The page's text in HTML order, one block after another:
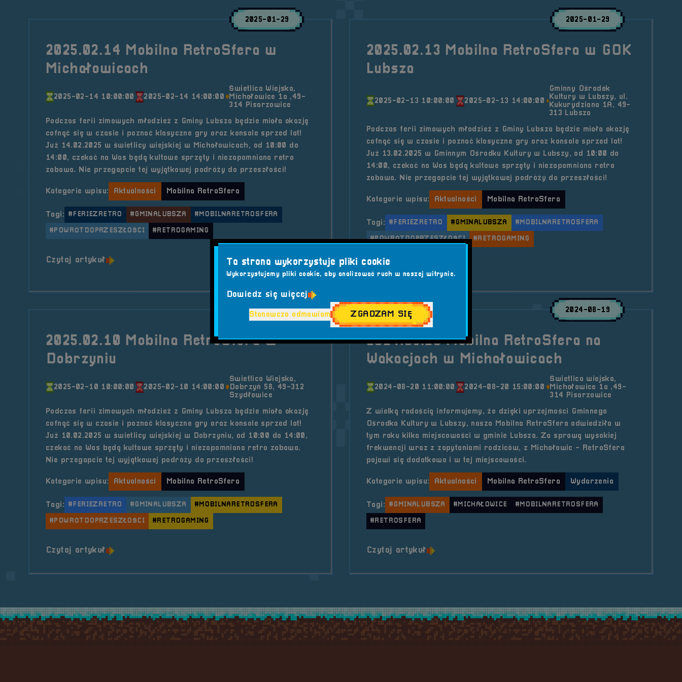
2025-01-29
2025.02.14 Mobilna RetroSfera w
Michałowicach
2025-02-14 10:00:00 2025-02-14 14:00:00
Świetlica Wiejska,
Michałowice 1a ,49-
314 Pisarzowice
Podczas ferii zimowych młodzież z Gminy Lubsza będzie miała okazję
cofnąć się w czasie i poznać klasyczne gry oraz konsole sprzed lat!
Już 14.02.2025 w świetlicy wiejskiej w Michałowicach, od 10:00 do
14:00, czekać na Was będą kultowe sprzęty i niezapomniana retro
zabawa. Nie przegapcie tej wyjątkowej podróży do przeszłości!
Kategorie wpisu: Aktualności Mobilna RetroSfera
Tagi: #FERIEZRETRO #GMINALUBSZA #MOBILNARETROSFERA
#POWRÓTDOPRZESZŁOŚCI #RETROGAMING
Czytaj artykuło tytule 2025.02.14 Mobilna RetroSfera w Michałowicach
2025-01-29
2025.02.13 Mobilna RetroSfera w GOK
Lubsza
2025-02-13 10:00:00 2025-02-13 14:00:00
Gminny Ośrodek
Kultury w Lubszy, ul.
Kukurydziana 1A, 49-
313 Lubsza
Podczas ferii zimowych młodzież z Gminy Lubsza będzie miała okazję
cofnąć się w czasie i poznać klasyczne gry oraz konsole sprzed lat!
Już 13.02.2025 w Gminnym Ośrodku Kultury w Lubszy, od 10:00 do
14:00, czekać na Was będą kultowe sprzęty i niezapomniana retro
zabawa. Nie przegapcie tej wyjątkowej podróży do przeszłości!
Kategorie wpisu: Aktualności Mobilna RetroSfera
Tagi: #FERIEZRETRO #GMINALUBSZA #MOBILNARETROSFERA
#POWRÓTDOPRZESZŁOŚCI #RETROGAMING
2025-01-29
2025.02.10 Mobilna RetroSfera w
Dobrzyniu
2025-02-10 10:00:00 2025-02-10 14:00:00
Świetlica Wiejska,
Dobrzyń 58, 49-312
Szydłowice
Podczas ferii zimowych młodzież z Gminy Lubsza będzie miała okazję
cofnąć się w czasie i poznać klasyczne gry oraz konsole sprzed lat!
Już 10.02.2025 w świetlicy wiejskiej w Dobrzyniu, od 10:00 do 14:00,
czekać na Was będą kultowe sprzęty i niezapomniana retro zabawa.
Nie przegapcie tej wyjątkowej podróży do przeszłości!
Kategorie wpisu: Aktualności Mobilna RetroSfera
Tagi: #FERIEZRETRO #GMINALUBSZA #MOBILNARETROSFERA
#POWRÓTDOPRZESZŁOŚCI #RETROGAMING
Czytaj artykuło tytule 2025.02.10 Mobilna RetroSfera w Dobrzyniu
2024-08-19
2024.08.20 Mobilna RetroSfera na
Wakacjach w Michałowicach
2024-08-20 11:00:00 2024-08-20 15:00:00
Świetlica wiejska,
Michałowice 1a ,49-
314 Pisarzowice
Z wielką radością informujemy, że dzięki uprzejmości Gminnego
Ośrodka Kultury w Lubszy, nasza Mobilna RetroSfera odwiedziła w
tym roku kilka miejscowości w gminie Lubsza. Za sprawą wysokiej
frekwencji wraz z zapytaniami rodziców, z Michałowic - RetroSfera
pojawi się dodatkowo i w tej miejscowości.
Kategorie wpisu: Aktualności Mobilna RetroSfera Wydarzenia
Tagi: #GMINALUBSZA #MICHAŁOWICE #MOBILNARETROSFERA
#RETROSFERA
Czytaj artykuło tytule 2024.08.20 Mobilna RetroSfera na Wakacjach w
Ta strona wykorzystuje pliki cookie
Wykorzystujemy pliki cookie, aby analizować ruch w naszej witrynie.
Dowiedz się więcej
Stanowczo odmawiam ZGADZAM SIĘ